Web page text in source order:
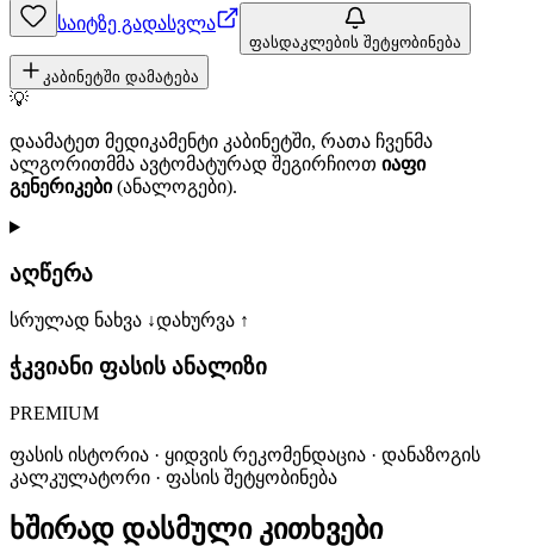
საიტზე გადასვლა
ფასდაკლების შეტყობინება
კაბინეტში დამატება
💡
დაამატეთ მედიკამენტი კაბინეტში, რათა ჩვენმა
ალგორითმმა ავტომატურად შეგირჩიოთ იაფი
გენერიკები(ანალოგები).
აღწერა
სრულად ნახვა ↓დახურვა ↑
ჭკვიანი ფასის ანალიზი
PREMIUM
ფასის ისტორია · ყიდვის რეკომენდაცია · დანაზოგის
კალკულატორი · ფასის შეტყობინება
ხშირად დასმული კითხვები